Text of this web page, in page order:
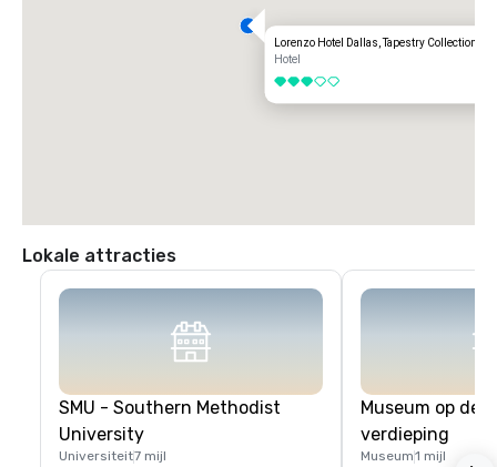
Lorenzo Hotel Dallas, Tapestry Collection by
Hotel
3 van 5
Lokale attracties
SMU - Southern Methodist
University
Universiteit7 mijl
Museum op de
verdieping
Museum1 mijl